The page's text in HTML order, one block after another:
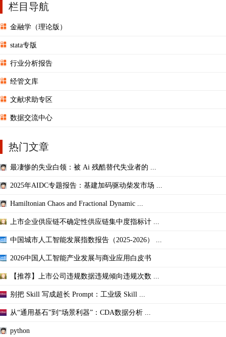
栏目导航
金融学（理论版）
stata专版
行业分析报告
经管文库
文献求助专区
数据交流中心
热门文章
最凄惨的失业白领：被 Ai 残酷替代失业者的 ...
2025年AIDC专题报告：基建加码驱动柴发市场 ...
Hamiltonian Chaos and Fractional Dynamic ...
上市企业供应链不确定性供应链集中度指标计 ...
中国城市人工智能发展指数报告（2025-2026） ...
2026中国人工智能产业发展与商业应用白皮书
【推荐】上市公司违规数据违规倾向违规次数 ...
别把 Skill 写成超长 Prompt：工业级 Skill ...
从“通用基石”到“场景利器”：CDA数据分析 ...
python